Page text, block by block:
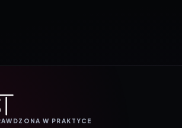
W PRAKTYCE